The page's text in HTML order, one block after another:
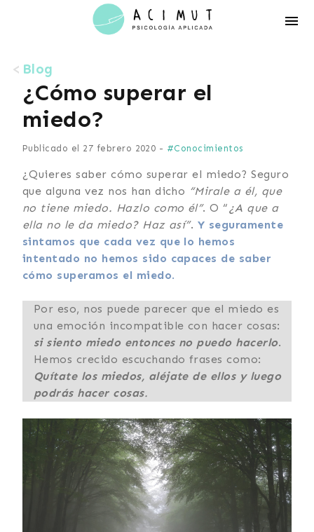
Acimut
Psicología
Blog
¿Cómo superar el
miedo?
Publicado el 27 febrero 2020 - #Conocimientos
¿Quieres saber cómo superar el miedo? Seguro
que alguna vez nos han dicho “Mirale a él, que
no tiene miedo. Hazlo como él”. O “ ¿A que a
ella no le da miedo? Haz así”. Y seguramente
sintamos que cada vez que lo hemos
intentado no hemos sido capaces de saber
cómo superamos el miedo.
Por eso, nos puede parecer que el miedo es
una emoción incompatible con hacer cosas:
si siento miedo entonces no puedo hacerlo.
Hemos crecido escuchando frases como:
Quítate los miedos, aléjate de ellos y luego
podrás hacer cosas.